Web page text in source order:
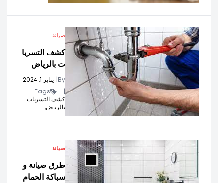
صيانة
كشف التسربا
ت بالریاض
By
| يناير 1, 2024
|
Tags -
كشف التسربات
بالریاض,
صيانة
طرق صيانة و
سباكة الحمام